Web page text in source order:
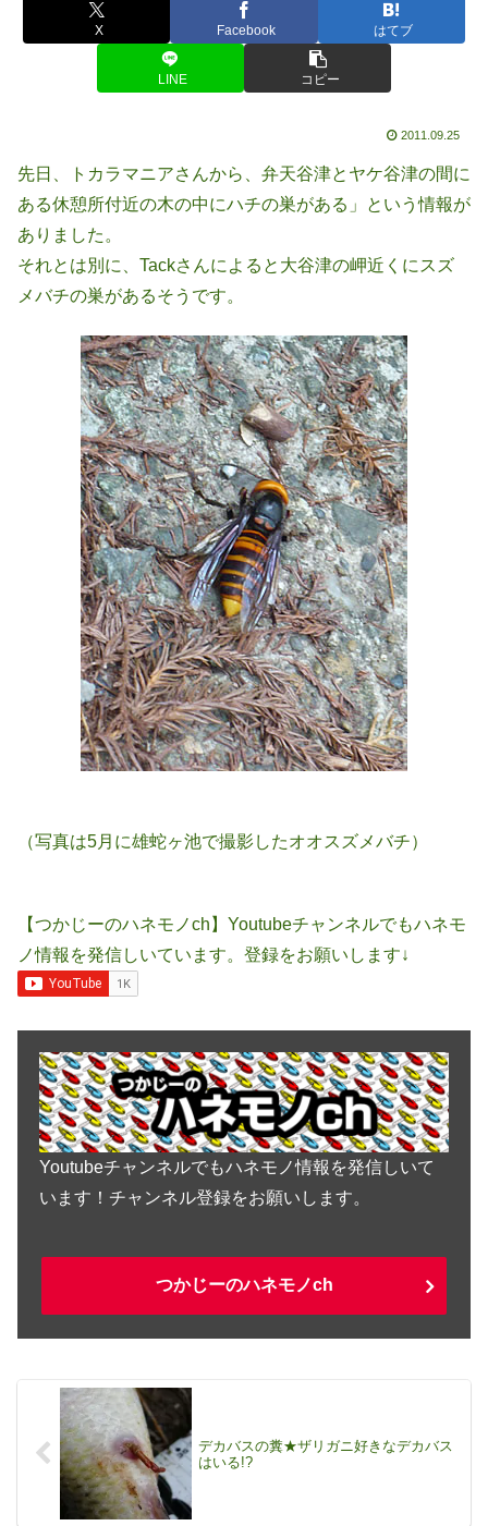
X Facebook はてブ
LINE コピー
2011.09.25
先日、トカラマニアさんから、弁天谷津とヤケ谷津の間に
ある休憩所付近の木の中にハチの巣がある」という情報が
ありました。
それとは別に、Tackさんによると大谷津の岬近くにスズ
メバチの巣があるそうです。
（写真は5月に雄蛇ヶ池で撮影したオオスズメバチ）
【つかじーのハネモノch】Youtubeチャンネルでもハネモ
ノ情報を発信しいています。登録をお願いします↓
Youtubeチャンネルでもハネモノ情報を発信しいて
います！チャンネル登録をお願いします。
つかじーのハネモノch
デカバスの糞★ザリガニ好きなデカバス
はいる!?